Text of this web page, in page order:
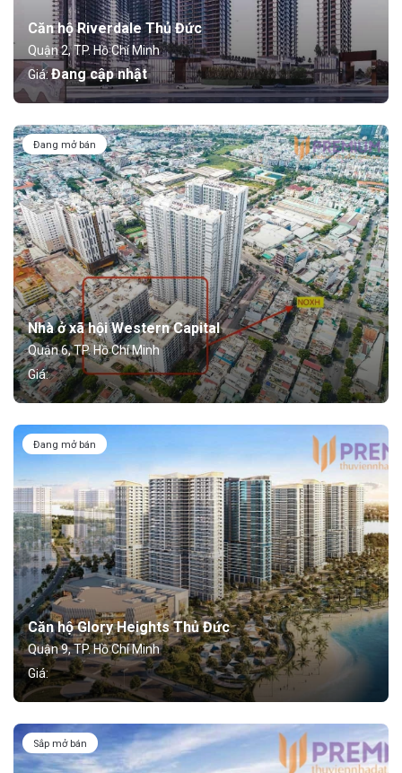
Căn hộ Riverdale Thủ Đức
Quận 2, TP. Hồ Chí Minh
Giá:Đang cập nhật
Đang mở bán
Nhà ở xã hội Western Capital
Quận 6, TP. Hồ Chí Minh
Giá:
Đang mở bán
Căn hộ Glory Heights Thủ Đức
Quận 9, TP. Hồ Chí Minh
Giá:
Sắp mở bán